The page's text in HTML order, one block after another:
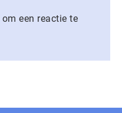
om een reactie te